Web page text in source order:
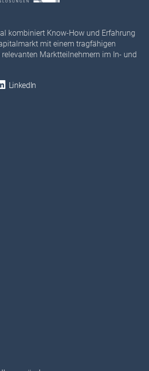
kombiniert Know-How und Erfahrung
mit einem tragfähigen
Marktteilnehmern im In- und
LinkedIn